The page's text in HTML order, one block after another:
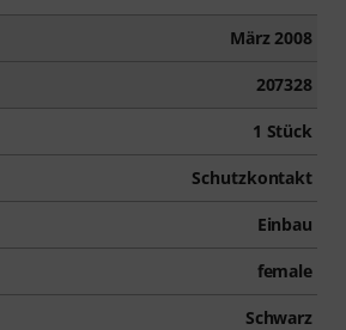
März 2008
207328
1 Stück
Schutzkontakt
Einbau
female
Schwarz